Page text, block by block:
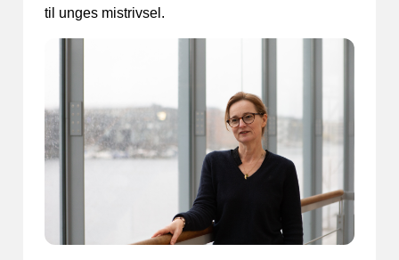
til unges mistrivsel.